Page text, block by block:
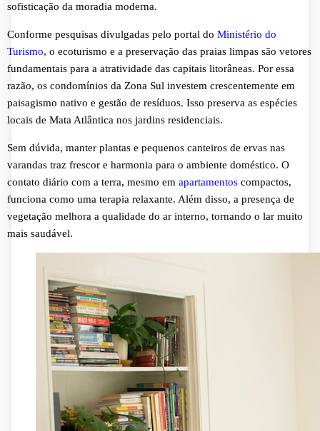
sofisticação da moradia moderna.
Conforme pesquisas divulgadas pelo portal do Ministério do
Turismo, o ecoturismo e a preservação das praias limpas são vetores
fundamentais para a atratividade das capitais litorâneas. Por essa
razão, os condomínios da Zona Sul investem crescentemente em
paisagismo nativo e gestão de resíduos. Isso preserva as espécies
locais de Mata Atlântica nos jardins residenciais.
Sem dúvida, manter plantas e pequenos canteiros de ervas nas
varandas traz frescor e harmonia para o ambiente doméstico. O
contato diário com a terra, mesmo em apartamentos compactos,
funciona como uma terapia relaxante. Além disso, a presença de
vegetação melhora a qualidade do ar interno, tornando o lar muito
mais saudável.